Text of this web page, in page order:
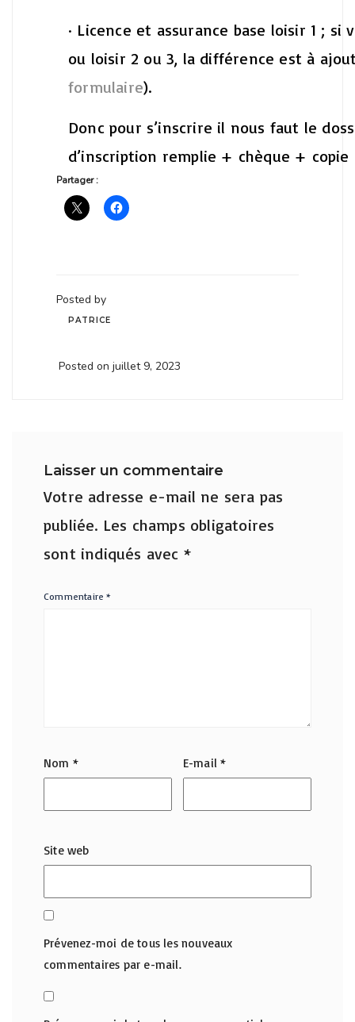
· Licence et assurance base loisir 1 ;
ou loisir 2 ou 3, la différence est à
formulaire).
Donc pour s’inscrire il nous faut le
d’inscription remplie + chèque + copie
Partager :
Posted by
PATRICE
Posted on juillet 9, 2023
Laisser un commentaire
Votre adresse e-mail ne sera pas
publiée. Les champs obligatoires
sont indiqués avec *
Commentaire*
Nom * E-mail*
Site web
Prévenez-moi de tous les nouveaux
commentaires par e-mail.